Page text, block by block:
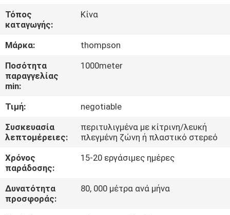
ΠΕΡΊΠΟΥ
ΕΜΕΊΣ
ΓΎΡΟΣ
ΕΡΓΟΣΤΑΣΊΩΝ
ΠΟΙΟΤΙΚΌΣ
ΈΛΕΓΧΟΣ
ΜΑΣ
ΕΛΆΤΕ
ΣΕ
Reserved.
Τόπος
καταγωγής:
Κίνα
Μάρκα:
thompson
Ποσότητα
παραγγελίας
min:
1000meter
Τιμή:
negotiable
Συσκευασία
λεπτομέρειες:
περιτυλιγμένα με κίτρινη/λευκή
πλεγμένη ζώνη ή πλαστικό στερεό
Χρόνος
παράδοσης:
15-20 εργάσιμες ημέρες
Δυνατότητα
προσφοράς:
80, 000 μέτρα ανά μήνα